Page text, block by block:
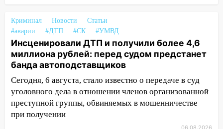
выбросил из машины страйкбольную
гранату: его задержали
12:34 На Ульяновскую область
надвигается сильнейшая непогода: град
и шквал до 27 м/с
12:31 Ульяновец хотел купить иномарку
из Европы и потерял 760 тысяч рублей
12:20 В Чердаклинском районе
Криминал Новости
Статьи
#аварии
#ДТП #СК #УМВД
Инсценировали ДТП и получили более 4,6
миллиона рублей: перед судом предстанет
банда автоподставщиков
Сегодня, 6 августа, стало известно о передаче в суд
уголовного дела в отношении членов организованной
преступной группы, обвиняемых в мошенничестве
при получении
06.08.2026